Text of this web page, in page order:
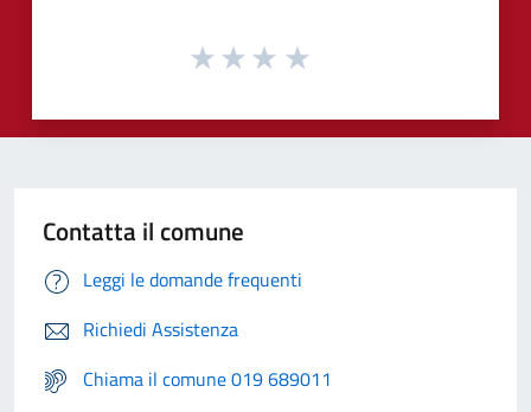
Contatta il comune
Leggi le domande frequenti
Richiedi Assistenza
Chiama il comune 019 689011